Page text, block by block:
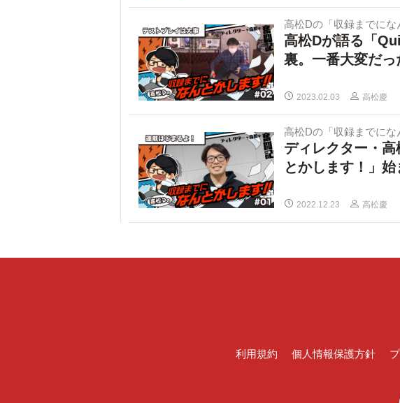
高松Dの「収録までにな
高松Dが語る「
裏。一番大変だ
2023.02.03 高松慶
高松Dの「収録までにな
ディレクター・
とかします！」始
2022.12.23 高松慶
利用規約 個人情報保護方針